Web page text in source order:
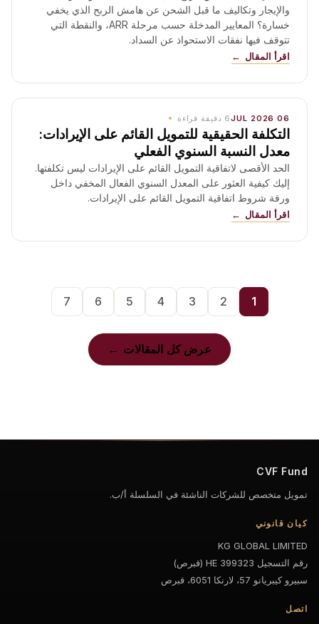
والإيجار وتكاليف ما قبل الشحن عن هامش الربح الذي يخفي
خسارة؟ المعايير المدخلة حسب مرحلة ARR، والنقطة التي
تتوقف فيها نفقات الاستحواذ عن السداد.
اقرأ المقال
06 JUL 2026
6 دقيقة قراءة
التكلفة الحقيقية للتمويل القائم على الإيرادات:
معدل النسبة السنوي الفعلي
الحد الأقصى لاتفاقية التمويل القائم على الإيرادات ليس تكلفتها.
إليك كيفية العثور على المعدل السنوي الفعال المخفي داخل
ورقة شروط اتفاقية التمويل القائم على الإيرادات.
اقرأ المقال
1
2
3
4
5
6
7
عرض كل المقالات
CVF Fund
تمويل متخصص للشركات الناشئة في السلسلة أ/ب.
كيان قانوني
KG GLOBAL LIMITED
رقم التسجيل HE 399323 (قبرص)
سبيرو كيبريانو 57، لارنكا 6051، قبرص
اتصل